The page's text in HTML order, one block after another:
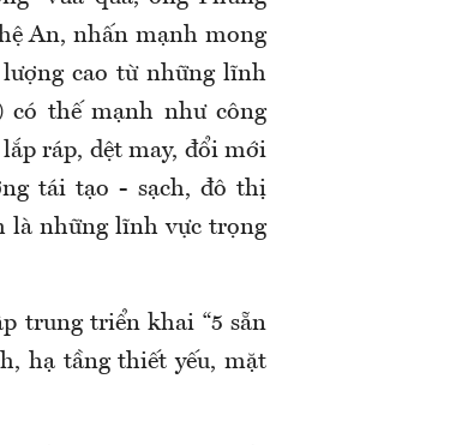
An, nhấn mạnh mong
cao từ những lĩnh
có thế mạnh như công
ráp, dệt may, đổi mới
tái tạo - sạch, đô thị
là những lĩnh vực trọng
trung triển khai “5 sẵn
hạ tầng thiết yếu, mặt